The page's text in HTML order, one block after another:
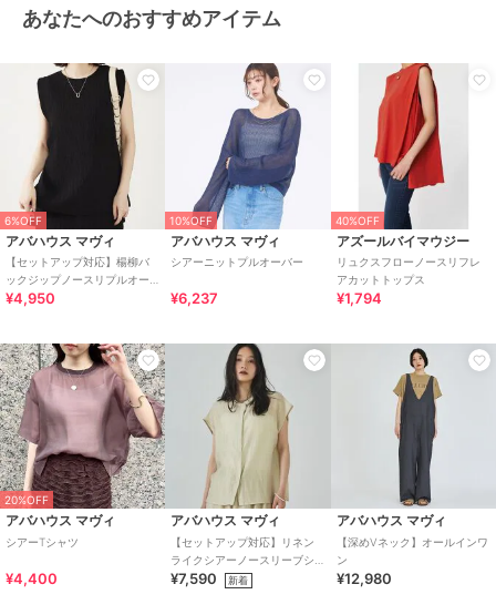
あなたへのおすすめアイテム
6%OFF
アバハウス マヴィ
【セットアップ対応】楊柳バ
ックジップノースリプルオー
バー
¥4,950
10%OFF
アバハウス マヴィ
シアーニットプルオーバー
¥6,237
40%OFF
アズールバイマウジー
リュクスフローノースリフレ
アカットトップス
¥1,794
20%OFF
アバハウス マヴィ
シアーTシャツ
¥4,400
アバハウス マヴィ
【セットアップ対応】リネン
ライクシアーノースリーブシ
ャツ
¥7,590 新着
アバハウス マヴィ
【深めVネック】オールインワ
ン
¥12,980